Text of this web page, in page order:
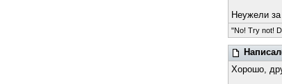
Неужели
"No! Try not!
Хорошо,